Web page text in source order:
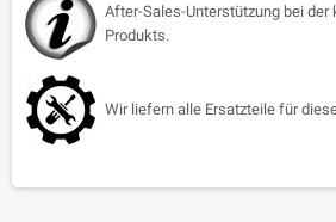
After-Sales-Unterstützung bei der
Produkts.
Wir liefern alle Ersatzteile für